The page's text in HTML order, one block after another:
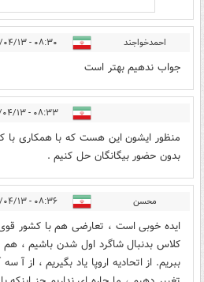
احمدخواجند ۰۸:۳۰ - ۱۳۹۶/۰۴/۱۳
جواب ندهیم بهتر است
۰۸:۳۳ - ۱۳۹۶/۰۴/۱۳
منظور ایشون این هست که با همکاری با
بدون حضور بیگانگان حل کنیم .
محسن ۰۸:۳۶ - ۱۳۹۶/۰۴/۱۳
ایده خوبی است ، تعارضی هم با کشور قوی
کلاس بدنبال شاگرد اول شدن باشیم ،
ببریم. از اتحادیه اروپا یاد بگیریم ، از آ